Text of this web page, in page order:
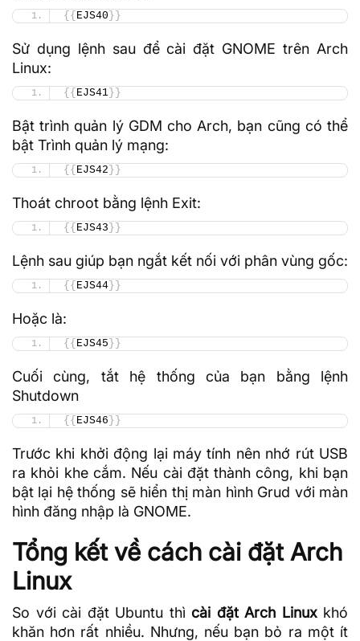
{{ EJS40 }}
Sử dụng lệnh sau để cài đặt GNOME trên Arch
Linux:
{{ EJS41 }}
Bật trình quản lý GDM cho Arch, bạn cũng có thể
bật Trình quản lý mạng:
{{ EJS42 }}
Thoát chroot bằng lệnh Exit:
{{ EJS43 }}
Lệnh sau giúp bạn ngắt kết nối với phân vùng gốc:
{{ EJS44 }}
Hoặc là:
{{ EJS45 }}
Cuối cùng, tắt hệ thống của bạn bằng lệnh
Shutdown
{{ EJS46 }}
Trước khi khởi động lại máy tính nên nhớ rút USB
ra khỏi khe cắm. Nếu cài đặt thành công, khi bạn
bật lại hệ thống sẽ hiển thị màn hình Grud với màn
hình đăng nhập là GNOME.
Tổng kết về cách cài đặt Arch
Linux
So với cài đặt Ubuntu thì cài đặt Arch Linuxkhó
khăn hơn rất nhiều. Nhưng, nếu bạn bỏ ra một ít